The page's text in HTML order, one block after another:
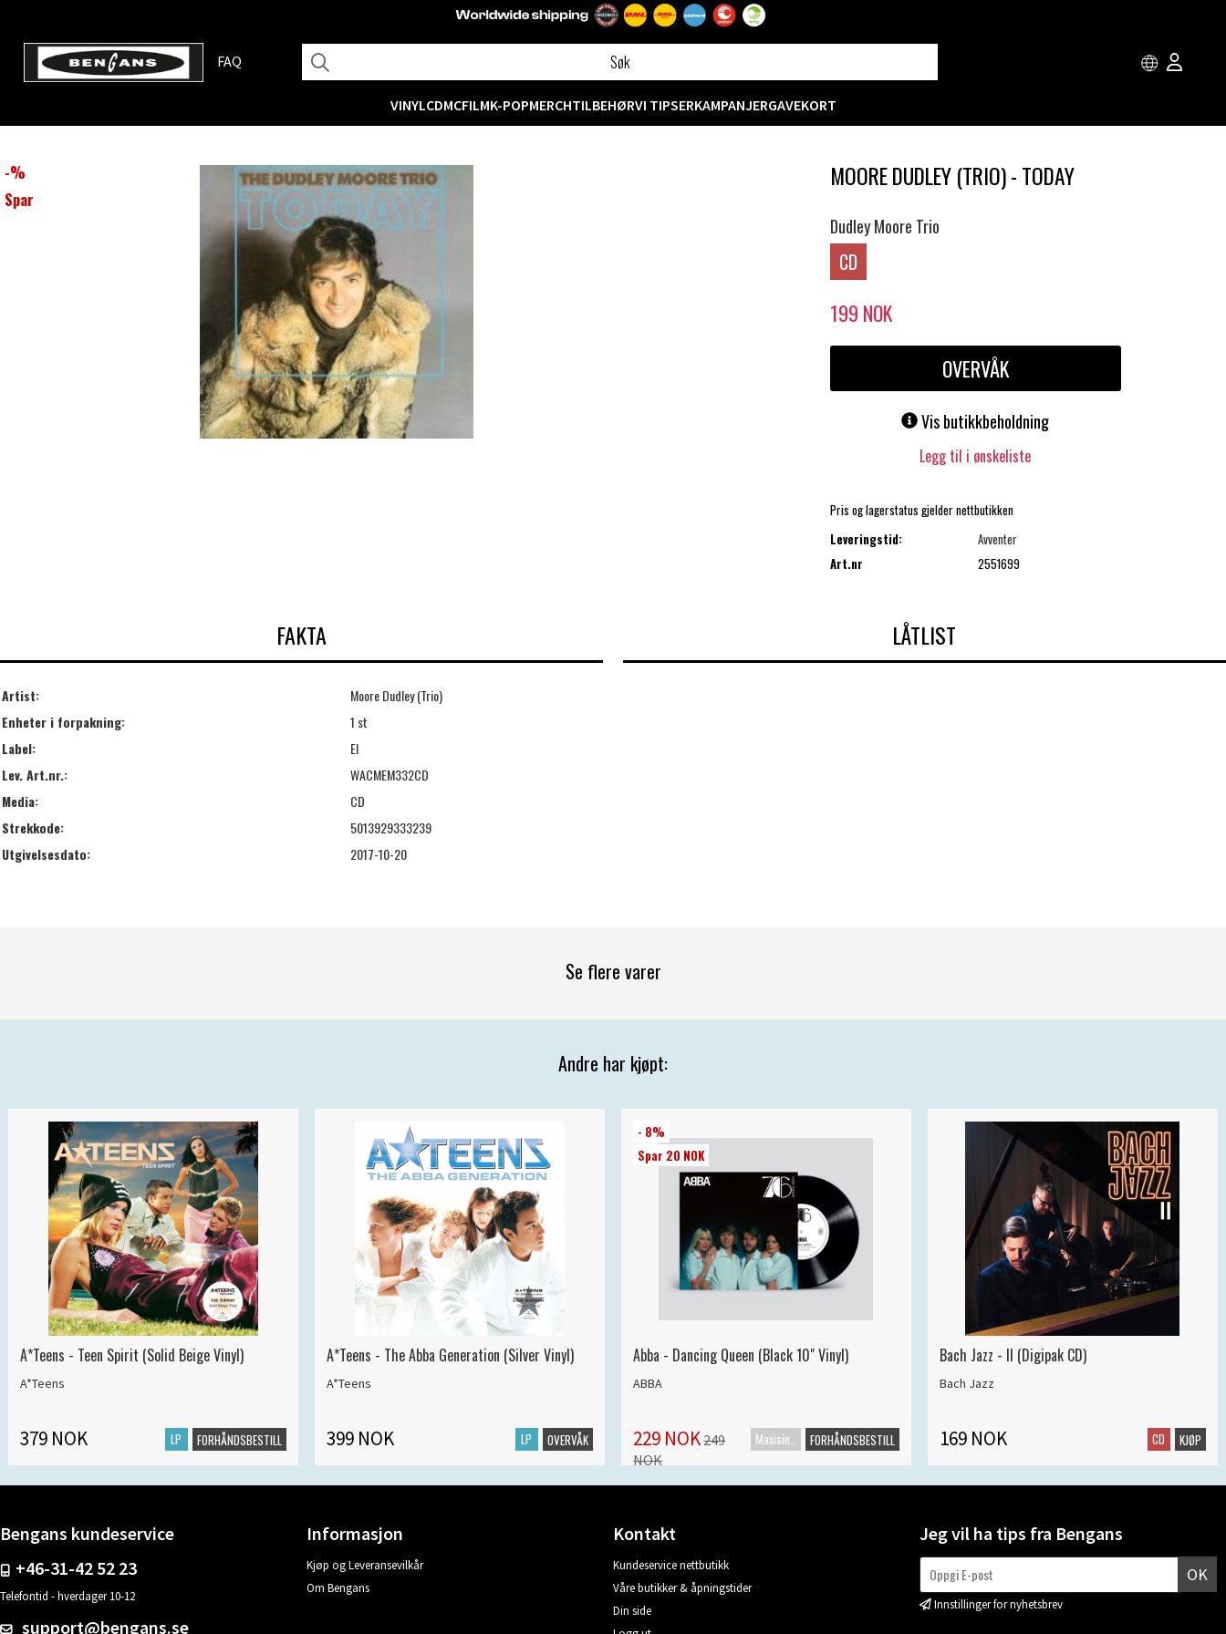
FAQ
VINYLCDMCFILMK-POPMERCHTILBEHØRVI TIPSERKAMPANJERGAVEKORT
-%
Spar
MOORE DUDLEY (TRIO) - TODAY
Dudley Moore Trio
CD
199 NOK
OVERVÅK
Vis butikkbeholdning
Legg til i ønskeliste
Pris og lagerstatus gjelder nettbutikken
Leveringstid:
Avventer
Art.nr
2551699
FAKTA
Artist:
Moore Dudley (Trio)
Enheter i forpakning:
1 st
Label:
El
Lev. Art.nr.:
WACMEM332CD
Media:
CD
Strekkode:
5013929333239
Utgivelsesdato:
2017-10-20
LÅTLIST
Se flere varer
Andre har kjøpt:
A*Teens - Teen Spirit (Solid Beige Vinyl)
A*Teens
379 NOK LP FORHÅNDSBESTILL
A*Teens - The Abba Generation (Silver Vinyl)
A*Teens
399 NOK LP OVERVÅK
- 8%
Spar 20 NOK
Abba - Dancing Queen (Black 10" Vinyl)
ABBA
229 NOK249
NOK
Maxisingel FORHÅNDSBESTILL
Bach Jazz - II (Digipak CD)
Bach Jazz
169 NOK CD KJØP
Bengans kundeservice
+46-31-42 52 23
Telefontid - hverdager 10-12
support@bengans.se
Informasjon
Kjøp og Leveransevilkår
Om Bengans
Kontakt
Kundeservice nettbutikk
Våre butikker & åpningstider
Din side
Jeg vil ha tips fra Bengans
OK
Innstillinger for nyhetsbrev